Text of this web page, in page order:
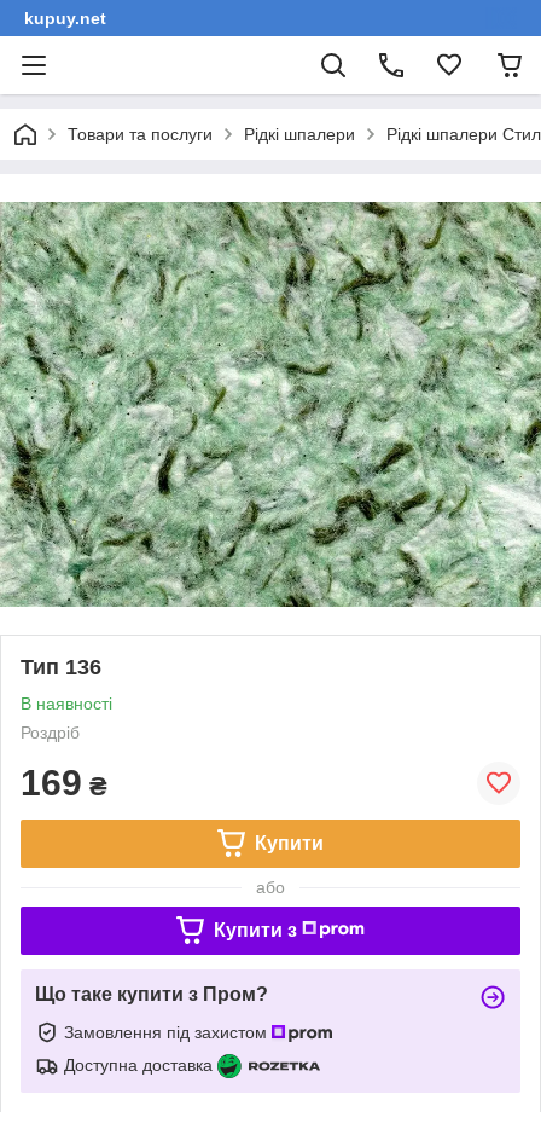
kupuy.net
Товари та послуги Рідкі шпалери Рідкі шпалери
Тип 136
В наявності
Роздріб
169 ₴
Купити
або
Купити з
Що таке купити з Пром?
Замовлення під захистом
Доступна доставка